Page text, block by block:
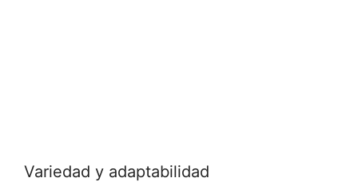
Variedad y adaptabilidad